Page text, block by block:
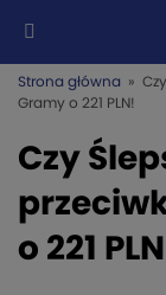
Strona główna »
Gramy o 221 PLN!
Czy
o 221